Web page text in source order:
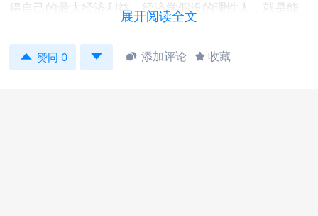
得自己的最大经济利益。经济学假设的理性人，就是能
够合理利用自己的有限资源为自己取得最大的效用、利
润或社会效益的个人、企业、社会团体和政府机构。分
类：个人、企业、社会团体和政府机构。
展开阅读全文
 赞同 0   添加评论  收藏